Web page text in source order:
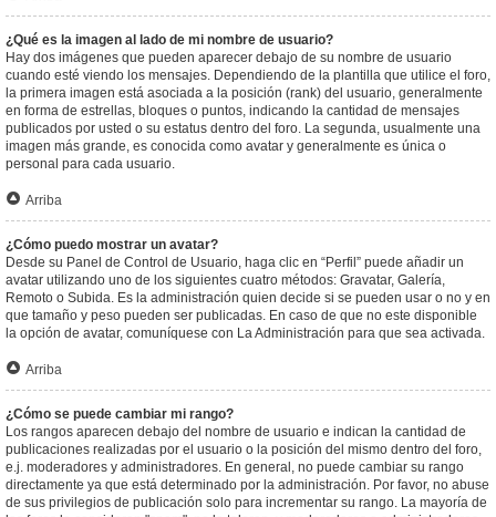
¿Qué es la imagen al lado de mi nombre de usuario?
Hay dos imágenes que pueden aparecer debajo de su nombre de usuario
cuando esté viendo los mensajes. Dependiendo de la plantilla que utilice el foro,
la primera imagen está asociada a la posición (rank) del usuario, generalmente
en forma de estrellas, bloques o puntos, indicando la cantidad de mensajes
publicados por usted o su estatus dentro del foro. La segunda, usualmente una
imagen más grande, es conocida como avatar y generalmente es única o
personal para cada usuario.
Arriba
¿Cómo puedo mostrar un avatar?
Desde su Panel de Control de Usuario, haga clic en “Perfil” puede añadir un
avatar utilizando uno de los siguientes cuatro métodos: Gravatar, Galería,
Remoto o Subida. Es la administración quien decide si se pueden usar o no y en
que tamaño y peso pueden ser publicadas. En caso de que no este disponible
la opción de avatar, comuníquese con La Administración para que sea activada.
Arriba
¿Cómo se puede cambiar mi rango?
Los rangos aparecen debajo del nombre de usuario e indican la cantidad de
publicaciones realizadas por el usuario o la posición del mismo dentro del foro,
e.j. moderadores y administradores. En general, no puede cambiar su rango
directamente ya que está determinado por la administración. Por favor, no abuse
de sus privilegios de publicación solo para incrementar su rango. La mayoría de